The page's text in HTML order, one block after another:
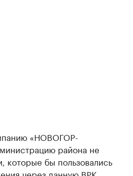
«НОВОГОР-
района не
которые бы пользовались